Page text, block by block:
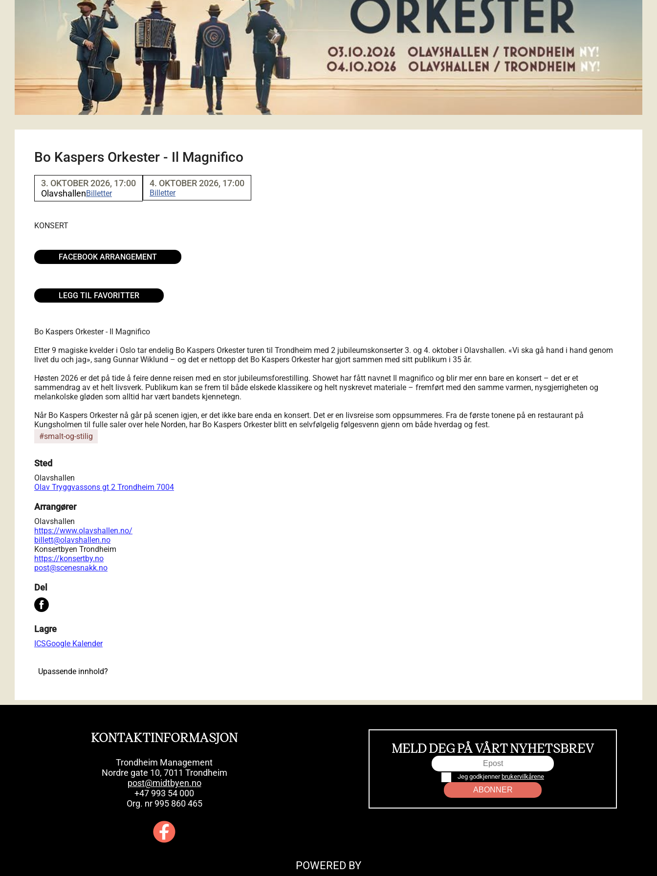
Bo Kaspers Orkester - Il Magnifico
3. OKTOBER 2026, 17:00
OlavshallenBilletter
4. OKTOBER 2026, 17:00
Billetter
KONSERT
FACEBOOK ARRANGEMENT
LEGG TIL FAVORITTER
Bo Kaspers Orkester - Il Magnifico
Etter 9 magiske kvelder i Oslo tar endelig Bo Kaspers Orkester turen til Trondheim med 2 jubileumskonserter 3. og 4. oktober i Olavshallen. «Vi ska gå hand i hand genom
livet du och jag», sang Gunnar Wiklund – og det er nettopp det Bo Kaspers Orkester har gjort sammen med sitt publikum i 35 år.
Høsten 2026 er det på tide å feire denne reisen med en stor jubileumsforestilling. Showet har fått navnet Il magnifico og blir mer enn bare en konsert – det er et
sammendrag av et helt livsverk. Publikum kan se frem til både elskede klassikere og helt nyskrevet materiale – fremført med den samme varmen, nysgjerrigheten og
melankolske gløden som alltid har vært bandets kjennetegn.
Når Bo Kaspers Orkester nå går på scenen igjen, er det ikke bare enda en konsert. Det er en livsreise som oppsummeres. Fra de første tonene på en restaurant på
Kungsholmen til fulle saler over hele Norden, har Bo Kaspers Orkester blitt en selvfølgelig følgesvenn gjenn om både hverdag og fest.
#smalt-og-stilig
Sted
Olavshallen
Olav Tryggvassons gt 2 Trondheim 7004
Arrangører
Olavshallen
https://www.olavshallen.no/
billett@olavshallen.no
Konsertbyen Trondheim
https://konsertby.no
post@scenesnakk.no
Del
Lagre
ICSGoogle Kalender
Upassende innhold?
KONTAKTINFORMASJON
Trondheim Management
Nordre gate 10, 7011 Trondheim
post@midtbyen.no
+47 993 54 000
Org. nr 995 860 465
MELD DEG PÅ VÅRT NYHETSBREV
Jeg godkjenner brukervilkårene
ABONNER
POWERED BY